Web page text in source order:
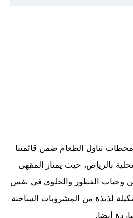
محطات تناول الطعام ضمن قائمتنا
بالرياض، حيث يمتاز المقهى
وجبات الفطور والحلوى في نفس
لذيذة من المشروبات الساخنة
أيضا.